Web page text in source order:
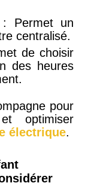
: Permet un
centralisé.
de choisir
des heures
pour
optimiser
électrique.